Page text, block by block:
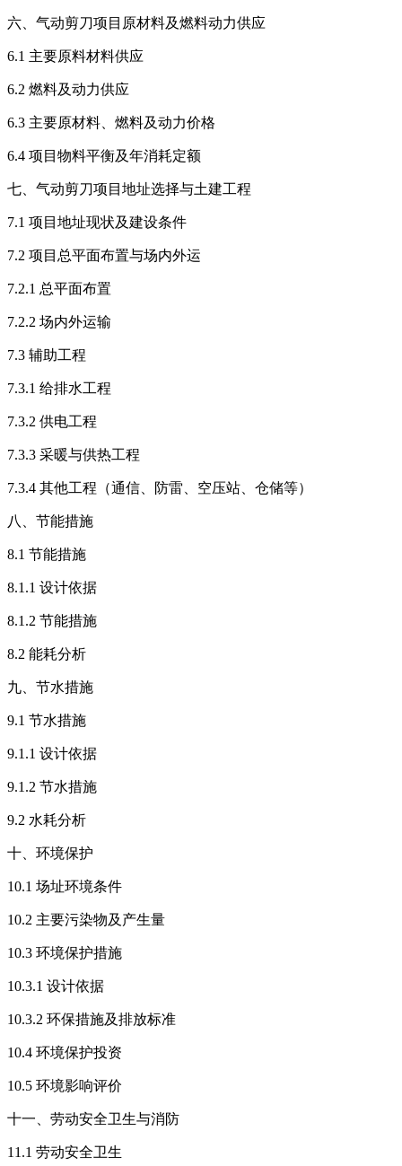
六、气动剪刀项目原材料及燃料动力供应
6.1 主要原料材料供应
6.2 燃料及动力供应
6.3 主要原材料、燃料及动力价格
6.4 项目物料平衡及年消耗定额
七、气动剪刀项目地址选择与土建工程
7.1 项目地址现状及建设条件
7.2 项目总平面布置与场内外运
7.2.1 总平面布置
7.2.2 场内外运输
7.3 辅助工程
7.3.1 给排水工程
7.3.2 供电工程
7.3.3 采暖与供热工程
7.3.4 其他工程（通信、防雷、空压站、仓储等）
八、节能措施
8.1 节能措施
8.1.1 设计依据
8.1.2 节能措施
8.2 能耗分析
九、节水措施
9.1 节水措施
9.1.1 设计依据
9.1.2 节水措施
9.2 水耗分析
十、环境保护
10.1 场址环境条件
10.2 主要污染物及产生量
10.3 环境保护措施
10.3.1 设计依据
10.3.2 环保措施及排放标准
10.4 环境保护投资
10.5 环境影响评价
十一、劳动安全卫生与消防
11.1 劳动安全卫生